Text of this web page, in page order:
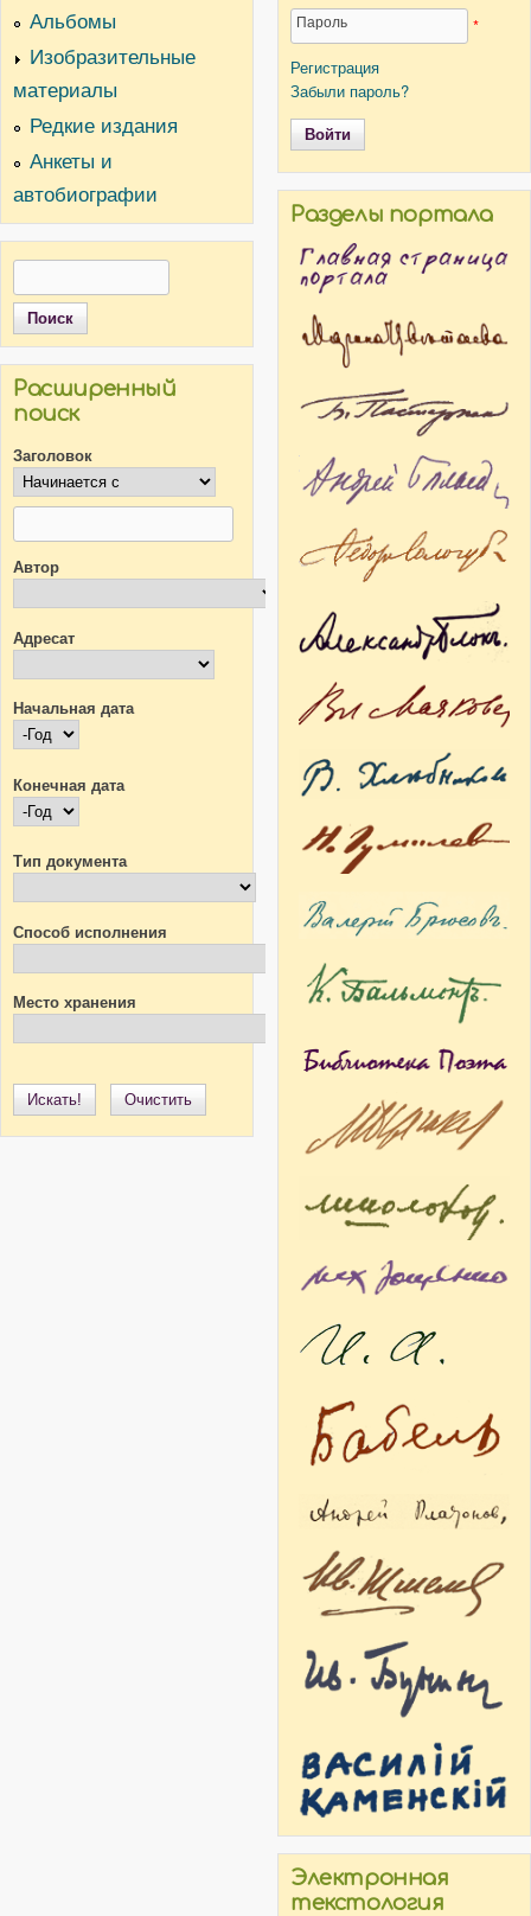
Альбомы
Изобразительные
материалы
Редкие издания
Анкеты и
автобиографии
Форма поиска
Расширенный
поиск
Заголовок
Автор
Адресат
Начальная дата
Начальная дата
Год
Конечная дата
Конечная дата
Год
Тип документа
Способ исполнения
Место хранения
Пароль
*
Регистрация
Забыли пароль?
Разделы портала
Электронная
текстология